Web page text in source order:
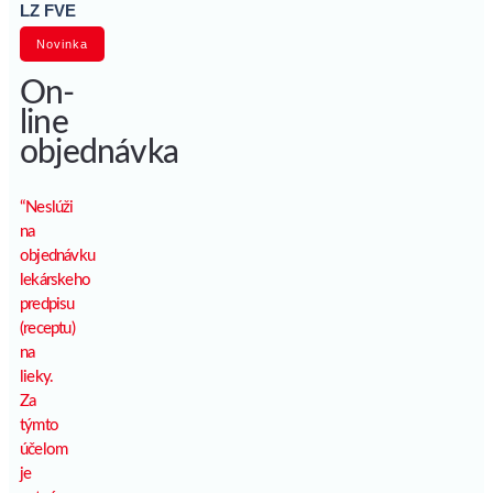
LZ FVE
Novinka
On-
line
objednávka
“Neslúži
na
objednávku
lekárskeho
predpisu
(receptu)
na
lieky.
Za
týmto
účelom
je